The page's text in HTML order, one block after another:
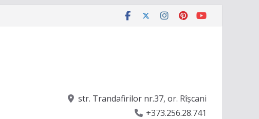
str. Trandafirilor nr.37, or. Rîşcani
+373.256.28.741